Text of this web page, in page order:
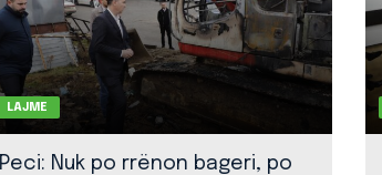
LAJME
Peci: Nuk po rrënon bageri, po